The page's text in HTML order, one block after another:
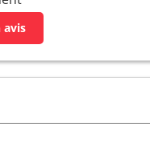
avis